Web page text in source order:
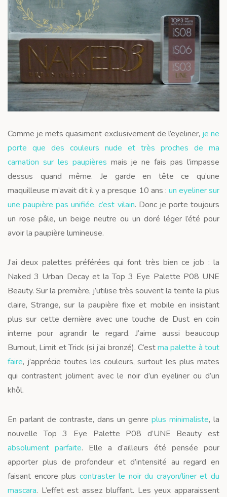
Comme je mets quasiment exclusivement de l’eyeliner, je ne
porte que des couleurs nude et très proches de ma
carnation sur les paupières mais je ne fais pas l’impasse
dessus quand même. Je garde en tête ce qu’une
maquilleuse m’avait dit il y a presque 10 ans : un eyeliner sur
une paupière pas unifiée, c’est vilain. Donc je porte toujours
un rose pâle, un beige neutre ou un doré léger l’été pour
avoir la paupière lumineuse.
J’ai deux palettes préférées qui font très bien ce job : la
Naked 3 Urban Decay et la Top 3 Eye Palette P08 UNE
Beauty. Sur la première, j’utilise très souvent la teinte la plus
claire, Strange, sur la paupière fixe et mobile en insistant
plus sur cette dernière avec une touche de Dust en coin
interne pour agrandir le regard. J’aime aussi beaucoup
Burnout, Limit et Trick (si j’ai bronzé). C’estma palette à tout
faire, j’apprécie toutes les couleurs, surtout les plus mates
qui contrastent joliment avec le noir d’un eyeliner ou d’un
khôl.
En parlant de contraste, dans un genre plus minimaliste, la
nouvelle Top 3 Eye Palette P08 d’UNE Beauty est
absolument parfaite. Elle a d’ailleurs été pensée pour
apporter plus de profondeur et d’intensité au regard en
faisant encore plus contraster le noir du crayon/liner et du
mascara. L’effet est assez bluffant. Les yeux apparaissent